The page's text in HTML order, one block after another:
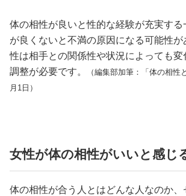
体の相性が良いと性的な経験が充実する
が良くないと不満の原因になる可能性が
性は相手との関係性や状況によっても変
調整が必要です。
（編集部加筆：「体の相性
月1日）
女性が体の相性がいいと感じ
体の相性が合う人とはどんな人なのか